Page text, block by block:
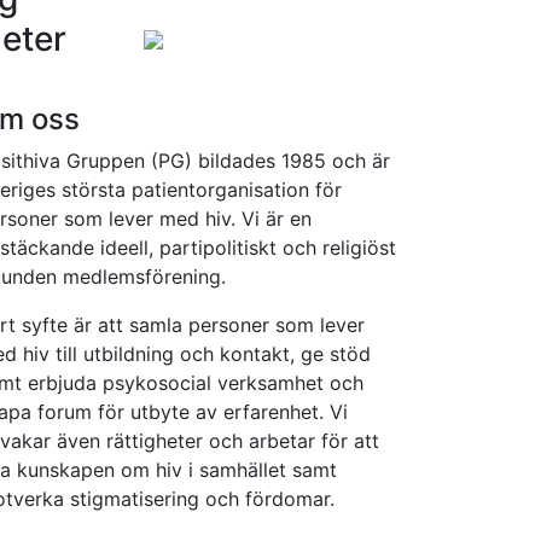
oss
Gruppen (PG) bildades 1985 och är
största patientorganisation för
som lever med hiv. Vi är en
ideell, partipolitiskt och religiöst
medlemsförening.
syfte är att samla personer som lever
hiv till utbildning och kontakt, ge stöd
erbjuda psykosocial verksamhet och
forum för utbyte av erfarenhet. Vi
även rättigheter och arbetar för att
kunskapen om hiv i samhället samt
stigmatisering och fördomar.